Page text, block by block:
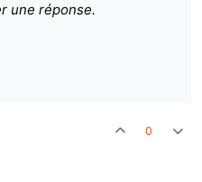
une réponse.
0